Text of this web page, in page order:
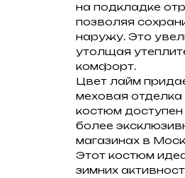
на подкладке
позволяя
наружу. Это
утолщая
комфорт.
Цвет лайм
меховая отделка
костюм доступен
более
магазинах в
Этот костюм
зимних